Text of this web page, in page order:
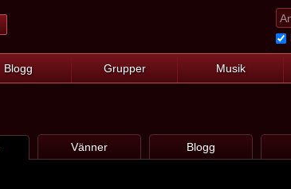
Blogg Grupper Musik
Vänner Blogg